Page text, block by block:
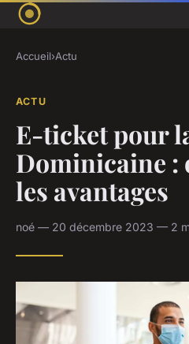
Accueil›Actu
ACTU
E-ticket pour
Dominicaine :
les avantages
noé — 20 décembre 2023 — 2